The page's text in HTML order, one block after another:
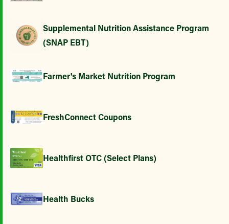
Supplemental Nutrition Assistance Program
(SNAP EBT)
Farmer's Market Nutrition Program
FreshConnect Coupons
Healthfirst OTC (Select Plans)
Health Bucks